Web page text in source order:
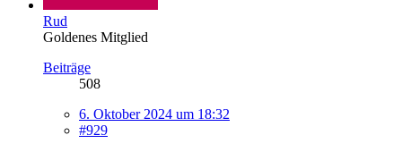
Rud
Goldenes Mitglied
Beiträge
508
6. Oktober 2024 um 18:32
#929